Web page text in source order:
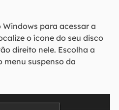
para acessar a
o ícone do seu disco
direito nele. Escolha a
menu suspenso da